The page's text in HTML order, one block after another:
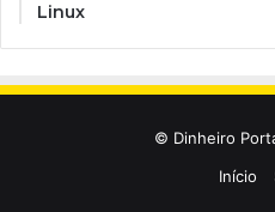
Linux
© Dinheiro
Início